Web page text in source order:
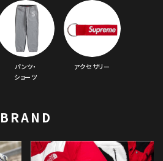
パンツ・
ショーツ
アクセサリー
BRAND